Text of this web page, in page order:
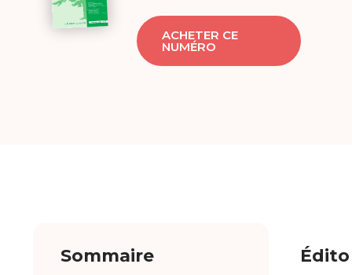
ACHETER CE
NUMÉRO
Sommaire Édito